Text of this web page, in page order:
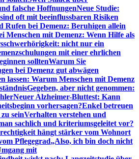
falsche HoffnungenNeue Studie:
oft mit beeinflussbaren Risiken
Rufen bei Demenz: Beruhigen allein
Menschen mit Demenz: Wenn Hilfe als
nicht nur ein
mit einer ehrlichen
solltenWarum Sie
bei Demenz gut abwägen
lassen: Warum Menschen mit Demenz
Gegeben, aber nicht genommen:
Neuer Alzheimer-Bluttest: Kann
vorhersagen?Enkel betreuen
seinVerhalten verstehen und
sachlich und kriteriumsgeleitet vor?
hängt stärker vom Wohnort
Pflegegrad„Also, ich bin doch nicht
mit